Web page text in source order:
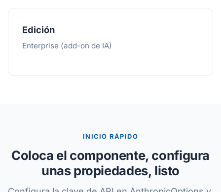
Edición
Enterprise (add-on de IA)
INICIO RÁPIDO
Coloca el componente, configura
unas propiedades, listo